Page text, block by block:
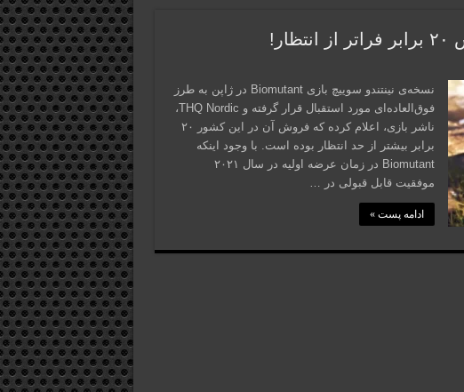
نسخه‌ی نینتندو سوییچ بازی Biomutant در ژاپن به طرز
فوق‌العاده‌ای مورد استقبال قرار گرفته و THQ Nordic،
ناشر بازی، اعلام کرده که فروش آن در این کشور ۲۰
برابر بیشتر از حد انتظار بوده است. با وجود اینکه
Biomutant در زمان عرضه اولیه در سال ۲۰۲۱
موفقیت قابل قبولی در …
ادامه پست »